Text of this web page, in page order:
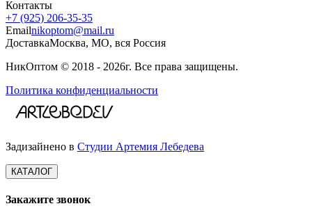
Контакты
+7 (925) 206‑35‑35
Emailnikoptom@mail.ru
ДоставкаМосква, МО, вся Россия
НикОптом © 2018 - 2026г. Все права защищены.
Политика конфиденциальности
Задизайнено в Студии Артемия Лебедева
КАТАЛОГ
Закажите звонок